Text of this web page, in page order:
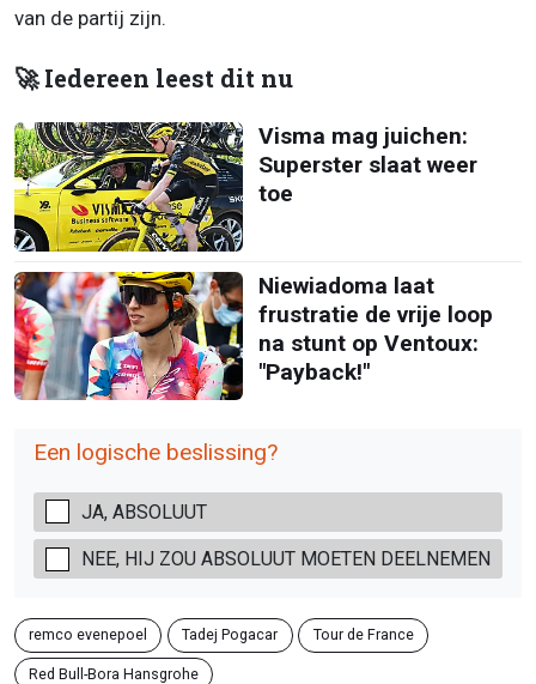
van de partij zijn.
🚀 Iedereen leest dit nu
Visma mag juichen:
Superster slaat weer
toe
Niewiadoma laat
frustratie de vrije loop
na stunt op Ventoux:
"Payback!"
Een logische beslissing?
JA, ABSOLUUT
NEE, HIJ ZOU ABSOLUUT MOETEN DEELNEMEN
remco evenepoel Tadej Pogacar Tour de France
Red Bull-Bora Hansgrohe